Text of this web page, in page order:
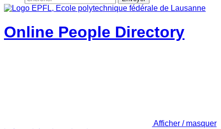
Online People Directory
Afficher / masquer